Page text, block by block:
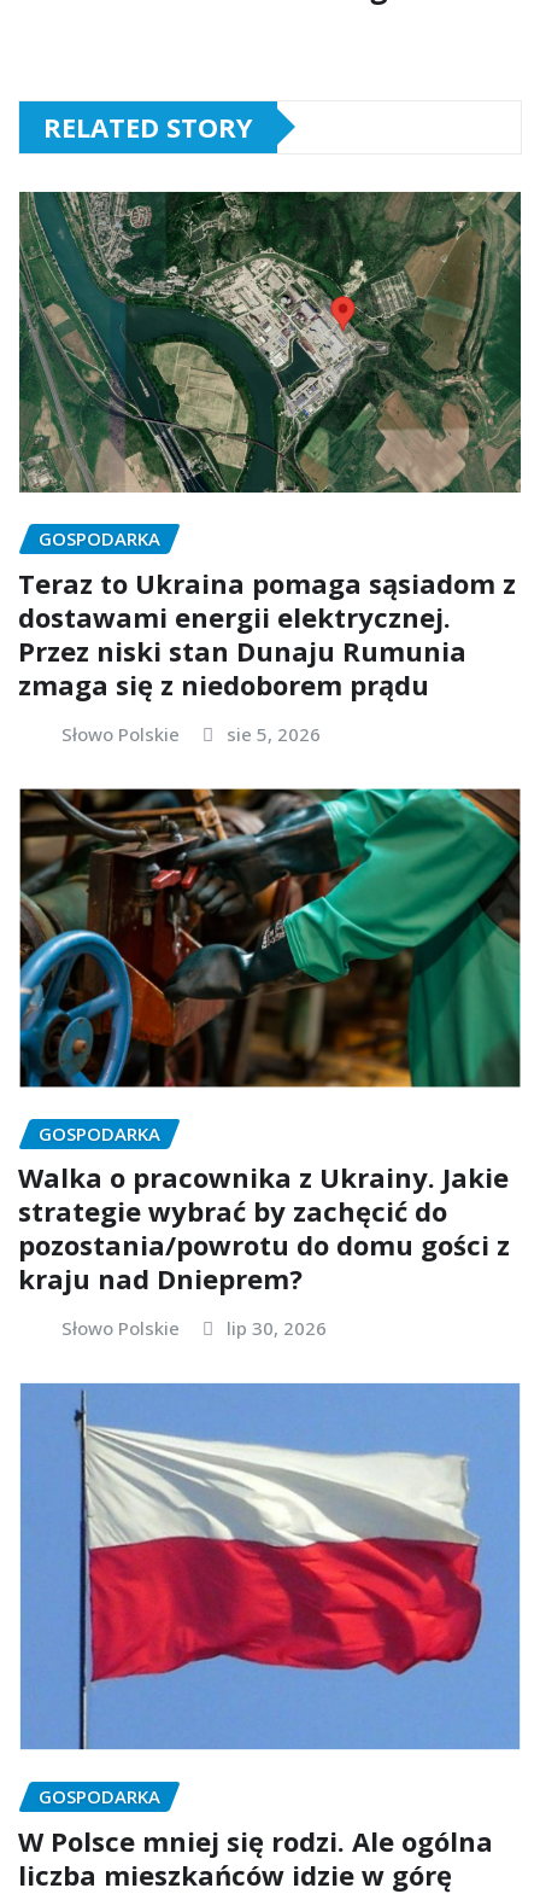
RELATED STORY
GOSPODARKA
Teraz to Ukraina pomaga sąsiadom z
dostawami energii elektrycznej.
Przez niski stan Dunaju Rumunia
zmaga się z niedoborem prądu
Słowo Polskie sie 5, 2026
GOSPODARKA
Walka o pracownika z Ukrainy. Jakie
strategie wybrać by zachęcić do
pozostania/powrotu do domu gości z
kraju nad Dnieprem?
Słowo Polskie lip 30, 2026
GOSPODARKA
W Polsce mniej się rodzi. Ale ogólna
liczba mieszkańców idzie w górę